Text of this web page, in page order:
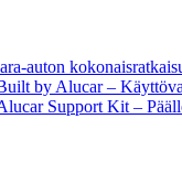
auton
by Alucar –
Support Kit –